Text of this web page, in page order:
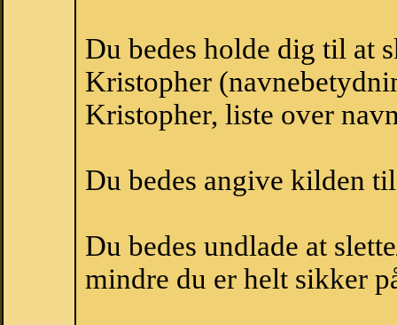
Du bedes holde dig til at
Kristopher
Kristopher, liste over
Du bedes angive kilden
Du bedes undlade at
mindre du er helt sikker